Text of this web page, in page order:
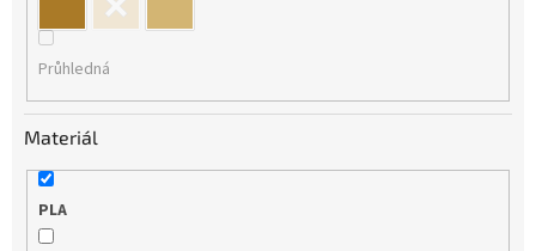
Průhledná
Materiál
PLA